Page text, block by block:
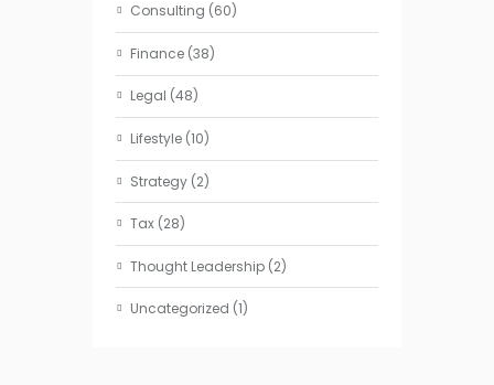
Consulting (60)
Finance (38)
Legal (48)
Lifestyle (10)
Strategy (2)
Tax (28)
Thought Leadership (2)
Uncategorized (1)